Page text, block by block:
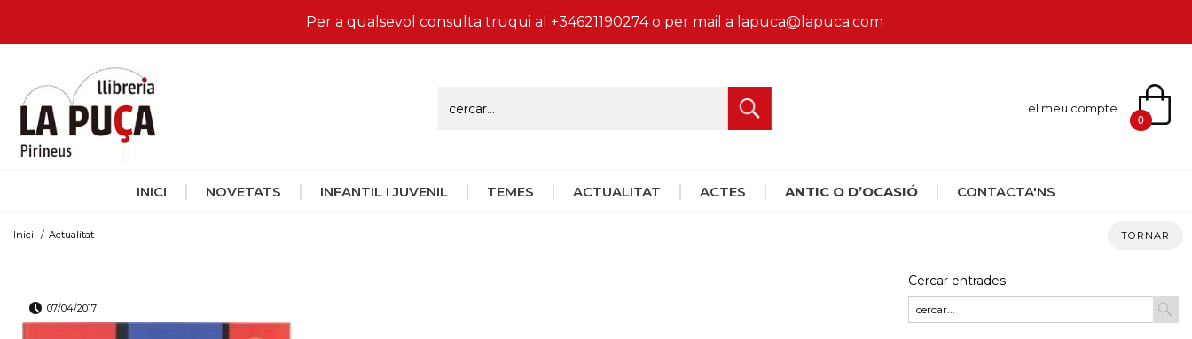
Per a qualsevol consulta truqui al +34621190274 o per mail a lapuca@lapuca.com
el meu compte
0
INICI NOVETATS INFANTIL I JUVENIL TEMES ACTUALITAT ACTES ANTIC O D’OCASIÓ CONTACTA'NS
Inici / Actualitat TORNAR
07/04/2017
Cercar entrades